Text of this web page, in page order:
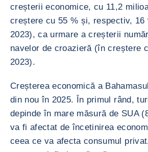
creșterii economice, cu 11,2
creștere cu 55 % și, respectiv, 16
2023), ca urmare a creșterii
navelor de croazieră (în creștere
2023).
Creșterea economică a
din nou în 2025. În primul rând,
depinde în mare măsură de SUA
va fi afectat de încetinirea
ceea ce va afecta consumul